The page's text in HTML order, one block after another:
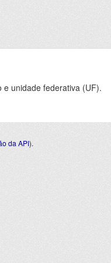
unidade federativa (UF).
da API).